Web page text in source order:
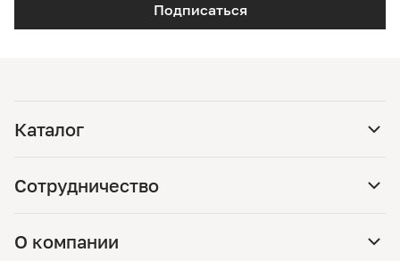
Подписаться
Каталог
Сотрудничество
О компании